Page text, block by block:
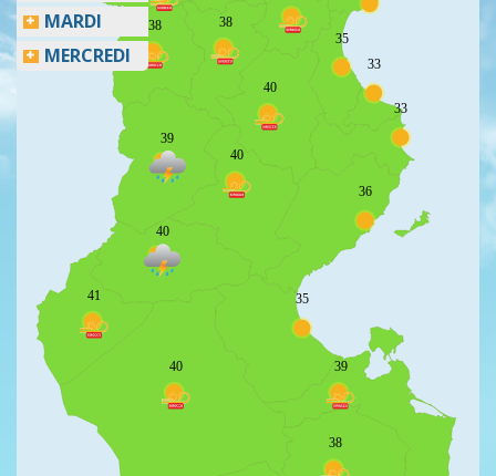
38
38
40
35
33
33
39
40
36
35
40
41
40 39
38
MARDI
MERCREDI